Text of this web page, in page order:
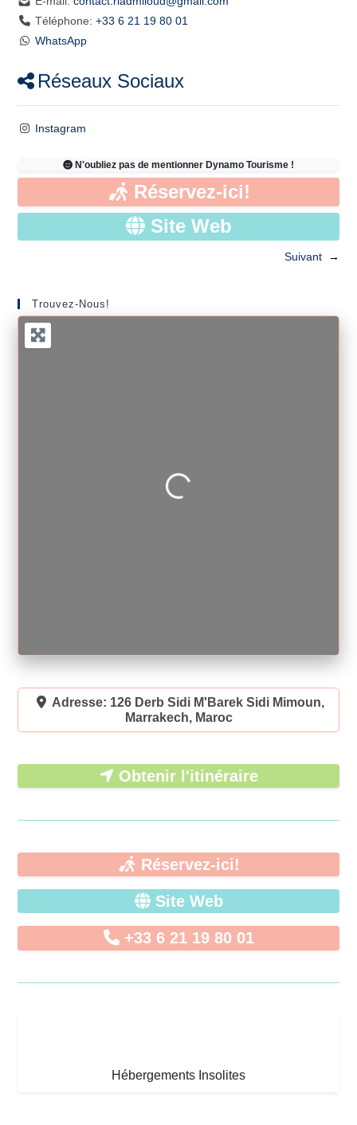
Téléphone: +33 6 21 19 80 01
WhatsApp
Réseaux Sociaux
Instagram
N'oubliez pas de mentionner Dynamo Tourisme !
Réservez-ici!
Site Web
Suivant →
Trouvez-Nous!
Loading...
Adresse: 126 Derb Sidi M'Barek Sidi Mimoun,
Marrakech, Maroc
Obtenir l'itinéraire
Réservez-ici!
Site Web
+33 6 21 19 80 01
Hébergements Insolites